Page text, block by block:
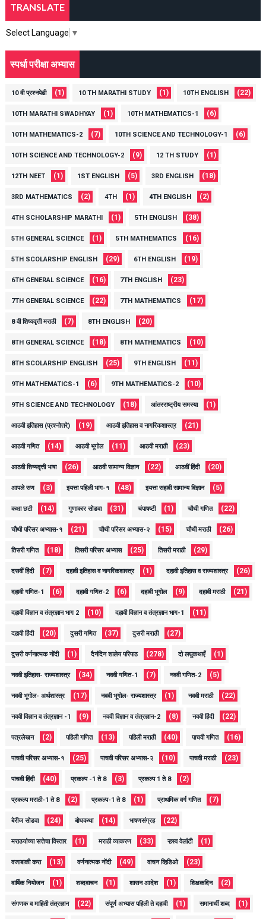
TRANSLATE
Select Language ▼
स्पर्धा परीक्षा अभ्यास
10 वी प्रश्नपेढी (1) 10 TH MARATHI STUDY (1) 10TH ENGLISH (22)
10TH MARATHI SWADHYAY (1) 10TH MATHEMATICS-1 (6)
10TH MATHEMATICS-2 (7) 10TH SCIENCE AND TECHNOLOGY-1 (6)
10TH SCIENCE AND TECHNOLOGY-2 (9) 12 TH STUDY (1)
12TH NEET (1) 1ST ENGLISH (5) 3RD ENGLISH (18)
3RD MATHEMATICS (2) 4TH (1) 4TH ENGLISH (2)
4TH SCHOLARSHIP MARATHI (1) 5TH ENGLISH (38)
5TH GENERAL SCIENCE (1) 5TH MATHEMATICS (16)
5TH SCOLARSHIP ENGLISH (29) 6TH ENGLISH (19)
6TH GENERAL SCIENCE (16) 7TH ENGLISH (23)
7TH GENERAL SCIENCE (22) 7TH MATHEMATICS (17)
8 वी शिष्यवृत्ती मराठी (7) 8TH ENGLISH (20)
8TH GENERAL SCIENCE (18) 8TH MATHEMATICS (10)
8TH SCOLARSHIP ENGLISH (25) 9TH ENGLISH (11)
9TH MATHEMATICS-1 (6) 9TH MATHEMATICS-2 (10)
9TH SCIENCE AND TECHNOLOGY (18) आंतरराष्ट्रीय समस्या (1)
आठवी इतिहास (प्रश्नोत्तरे) (19) आठवी इतिहास व नागरिकशास्त्र (21)
आठवी गणित (14) आठवी भूगोल (11) आठवी मराठी (23)
आठवी शिष्यवृत्ती भाषा (26) आठवी सामान्य विज्ञान (22) आठवीं हिंदी (20)
आपले सण (3) इयत्ता पहिली भाग-१ (48) इयत्ता सहावी सामान्य विज्ञान (5)
कक्षा छटी (14) गुणाकार सोडवा (31) चंपाषष्टी (1) चौथी गणित (22)
चौथी परिसर अभ्यास-१ (21) चौथी परिसर अभ्यास-२ (15) चौथी मराठी (26)
तिसरी गणित (18) तिसरी परिसर अभ्यास (25) तिसरी मराठी (29)
दसवीं हिंदी (7) दहावी इतिहास व नागरिकशास्त्र (1) दहावी इतिहास व राज्यशास्त्र (26)
दहावी गणित-1 (6) दहावी गणित-2 (6) दहावी भूगोल (9) दहावी मराठी (21)
दहावी विज्ञान व तंत्रज्ञान भाग 2 (10) दहावी विज्ञान व तंत्रज्ञान भाग-1 (11)
दहावी हिंदी (20) दुसरी गणित (37) दुसरी मराठी (27)
दुसरी वर्णनात्मक नोंदी (1) दैनंदिन शालेय परिपाठ (278) दो लघुकथाएँ (1)
नववी इतिहास- राज्यशास्त्र (34) नववी गणित-1 (7) नववी गणित-2 (5)
नववी भूगोल- अर्थशास्त्र (17) नववी भूगोल- राज्यशास्त्र (1) नववी मराठी (22)
नववी विज्ञान व तंत्रज्ञान -1 (9) नववी विज्ञान व तंत्रज्ञान-2 (8) नववी हिंदी (22)
पत्रलेखन (2) पहिली गणित (13) पहिली मराठी (40) पाचवी गणित (16)
पाचवी परिसर अभ्यास-१ (25) पाचवी परिसर अभ्यास-२ (10) पाचवी मराठी (23)
पाचवी हिंदी (40) प्रकल्प -1 ते 8 (3) प्रकल्प 1 ते 8 (2)
प्रकल्प मराठी-1 ते 8 (2) प्रकल्प-1 ते 8 (1) प्राथमिक वर्ग गणित (7)
बेरीज सोडवा (24) बोधकथा (14) भाषणसंग्रह (22)
मराठयांच्या सत्तेचा विस्तार (1) मराठी व्याकरण (33) ऱ्हस्व वेलांटी (1)
वजाबाकी करा (13) वर्णनात्मक नोंदी (49) वाचन व्हिडिओ (23)
वार्षिक नियोजन (1) शब्दवाचन (1) शासन आदेश (1) शिक्षकदिन (2)
संगणक व माहिती तंत्रज्ञान (22) संपूर्ण अभ्यास पहिली ते दहावी (1) समानार्थी शब्द (1)